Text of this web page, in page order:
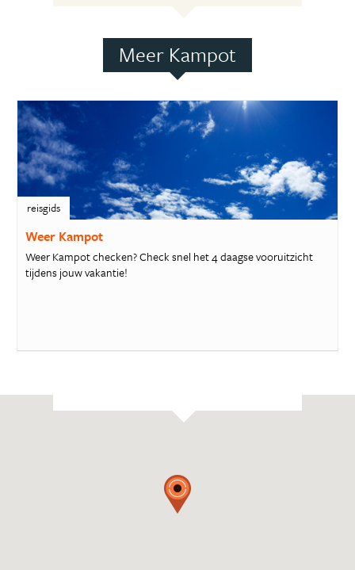
Meer Kampot
reisgids
Weer Kampot
Weer Kampot checken? Check snel het 4 daagse vooruitzicht
tijdens jouw vakantie!